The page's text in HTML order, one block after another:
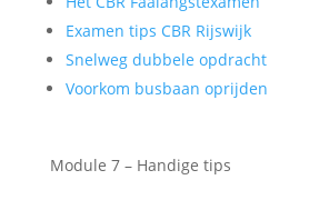
Examen tips CBR Rijswijk
Snelweg dubbele opdracht
Voorkom busbaan oprijden
Module 7 – Handige tips